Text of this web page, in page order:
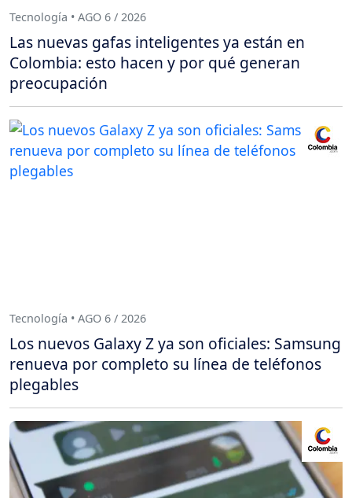
Tecnología • AGO 6 / 2026
Las nuevas gafas inteligentes ya están en
Colombia: esto hacen y por qué generan
preocupación
Tecnología • AGO 6 / 2026
Los nuevos Galaxy Z ya son oficiales: Samsung
renueva por completo su línea de teléfonos
plegables